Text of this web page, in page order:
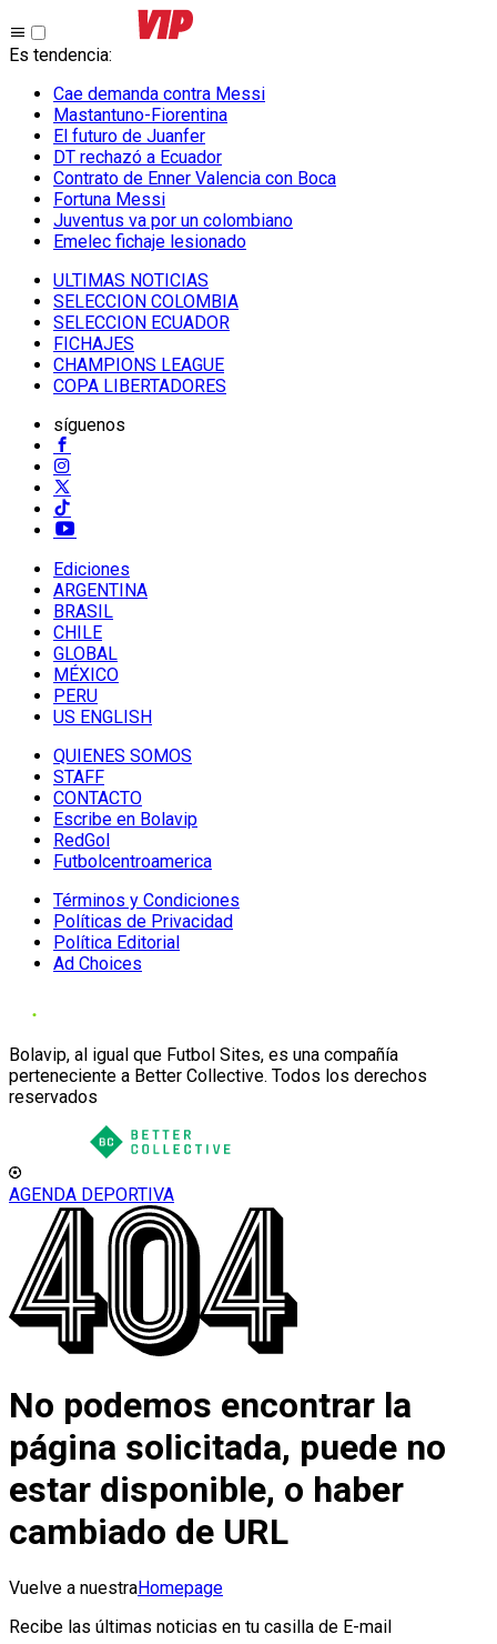
Es tendencia:
Cae demanda contra Messi
Mastantuno-Fiorentina
El futuro de Juanfer
DT rechazó a Ecuador
Contrato de Enner Valencia con Boca
Fortuna Messi
Juventus va por un colombiano
Emelec fichaje lesionado
ULTIMAS NOTICIAS
SELECCION COLOMBIA
SELECCION ECUADOR
FICHAJES
CHAMPIONS LEAGUE
COPA LIBERTADORES
síguenos
Ediciones
ARGENTINA
BRASIL
CHILE
GLOBAL
MÉXICO
PERU
US ENGLISH
QUIENES SOMOS
STAFF
CONTACTO
Escribe en Bolavip
RedGol
Futbolcentroamerica
Términos y Condiciones
Políticas de Privacidad
Política Editorial
Ad Choices
Bolavip, al igual que Futbol Sites, es una compañía
perteneciente a Better Collective. Todos los derechos
reservados
AGENDA DEPORTIVA
No podemos encontrar la
página solicitada, puede no
estar disponible, o haber
cambiado de URL
Vuelve a nuestraHomepage
Recibe las últimas noticias en tu casilla de E-mail